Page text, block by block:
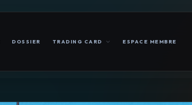
DOSSIER TRADING CARD ESPACE MEMBRE